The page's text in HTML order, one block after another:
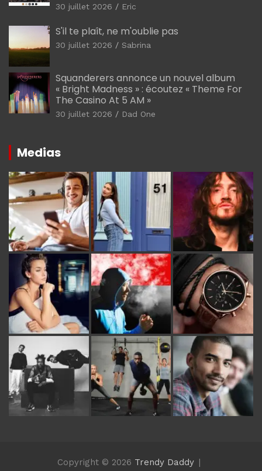
30 juillet 2026 Eric
S'il te plaît, ne m'oublie pas
30 juillet 2026 Sabrina
Squanderers annonce un nouvel album
« Bright Madness » : écoutez « Theme For
The Casino At 5 AM »
30 juillet 2026 Dad One
Medias
Copyright © 2026 Trendy Daddy